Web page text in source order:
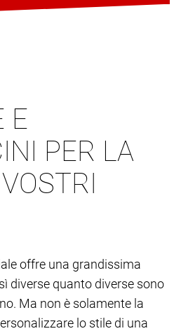
E
PER LA
offre una grandissima
diverse quanto diverse sono
Ma non è solamente la
lo stile di una